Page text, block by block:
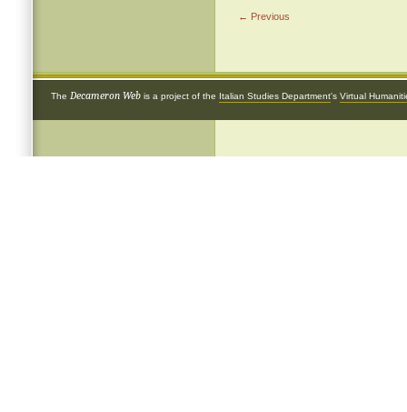
← Previous
The Decameron Web is a project of the Italian Studies Department's Virtual